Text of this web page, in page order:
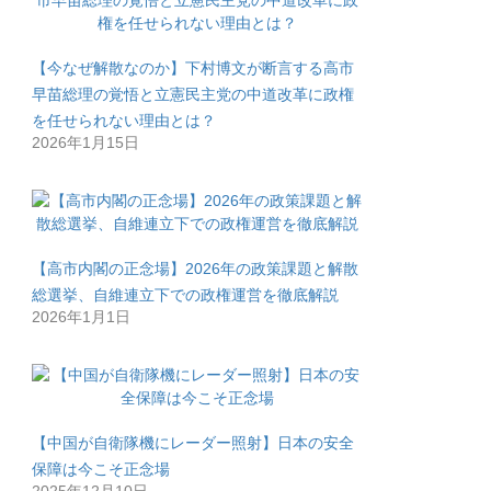
【今なぜ解散なのか】下村博文が断言する高市
早苗総理の覚悟と立憲民主党の中道改革に政権
を任せられない理由とは？
2026年1月15日
【高市内閣の正念場】2026年の政策課題と解散
総選挙、自維連立下での政権運営を徹底解説
2026年1月1日
【中国が自衛隊機にレーダー照射】日本の安全
保障は今こそ正念場